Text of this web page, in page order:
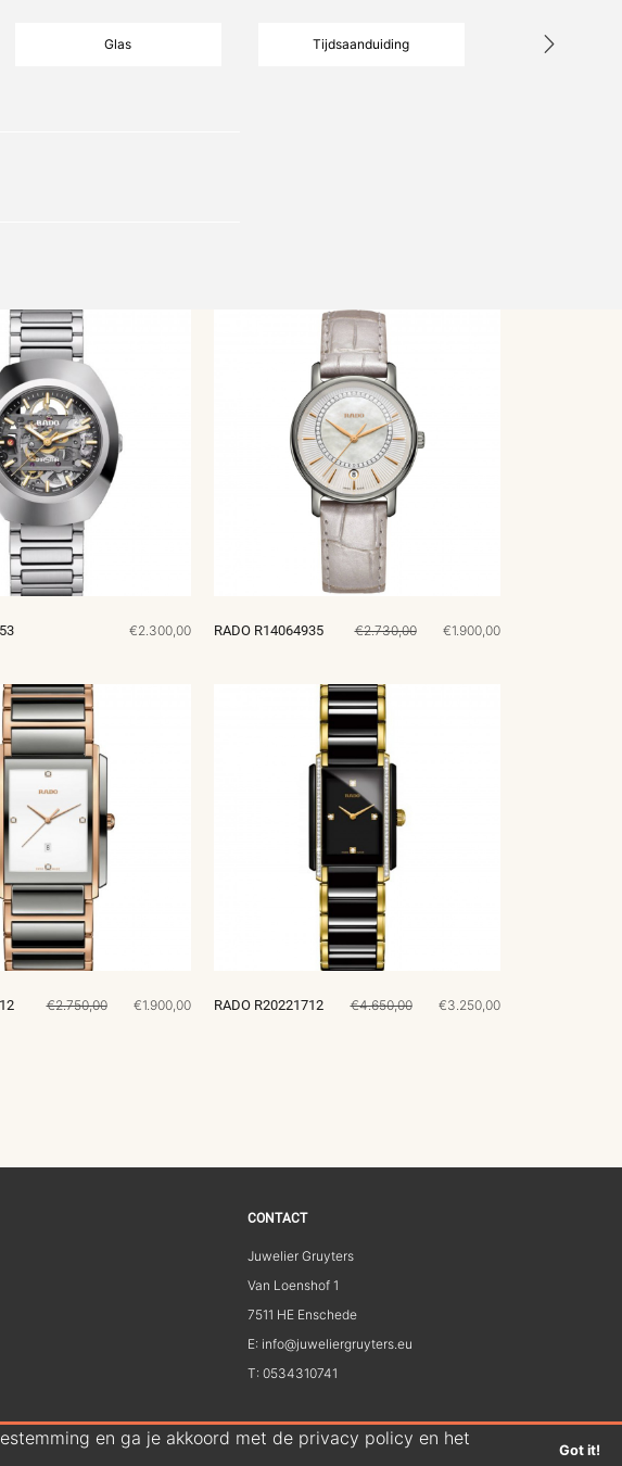
Glas Tijdsaanduiding
€2.300,00 RADO R14064935 €2.730,00 €1.900,00
€2.750,00 €1.900,00 RADO R20221712 €4.650,00 €3.250,00
CONTACT
Juwelier Gruyters
Van Loenshof 1
7511 HE Enschede
E: info@juweliergruyters.eu
T: 0534310741
en ga je akkoord met de privacy policy en het
Got it!